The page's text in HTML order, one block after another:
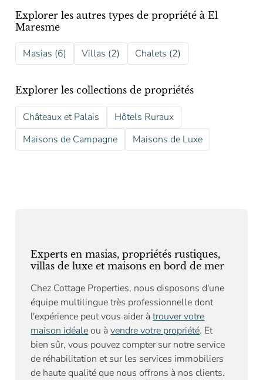
Explorer les autres types de propriété à El
Maresme
Masias (6) Villas (2) Chalets (2)
Explorer les collections de propriétés
Châteaux et Palais
Hôtels Ruraux
Maisons de Campagne
Maisons de Luxe
Experts en masias, propriétés rustiques,
villas de luxe et maisons en bord de mer
Chez Cottage Properties, nous disposons d'une
équipe multilingue très professionnelle dont
l'expérience peut vous aider àtrouver votre
maison idéaleou àvendre votre propriété. Et
bien sûr, vous pouvez compter sur notre service
de réhabilitation et sur les services immobiliers
de haute qualité que nous offrons à nos clients.